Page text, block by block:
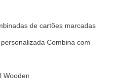
de cartões marcadas
Combina com
Wooden